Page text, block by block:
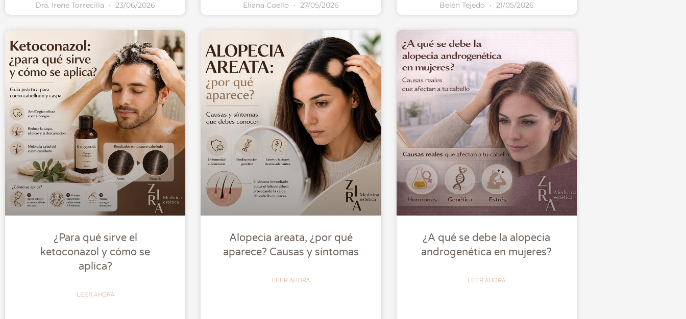
Dra. Irene Torrecilla 23/06/2026 Eliana Coello 27/05/2026 Belén Tejedo 21/05/2026
¿Para qué sirve el
ketoconazol y cómo se
aplica?
LEER AHORA
Alopecia areata, ¿por qué
aparece? Causas y síntomas
LEER AHORA
¿A qué se debe la alopecia
androgenética en mujeres?
LEER AHORA